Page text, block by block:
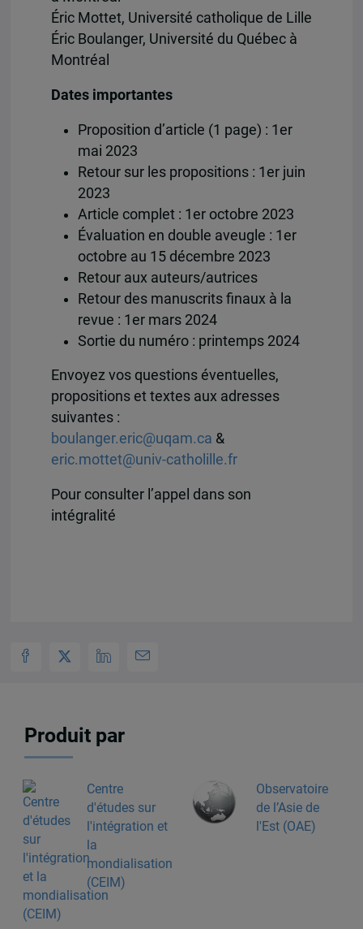
Éric Mottet, Université catholique de Lille
Éric Boulanger, Université du Québec à
Montréal
Dates importantes
Proposition d’article (1 page) : 1er
mai 2023
Retour sur les propositions : 1er juin
2023
Article complet : 1er octobre 2023
Évaluation en double aveugle : 1er
octobre au 15 décembre 2023
Retour aux auteurs/autrices
Retour des manuscrits finaux à la
revue : 1er mars 2024
Sortie du numéro : printemps 2024
Envoyez vos questions éventuelles,
propositions et textes aux adresses
suivantes :
boulanger.eric@uqam.ca &
eric.mottet@univ-catholille.fr
Pour consulter l’appel dans son
intégralité
Produit par
Centre
d'études sur
l'intégration et
la
mondialisation
(CEIM)
Observatoire
de l’Asie de
l'Est (OAE)